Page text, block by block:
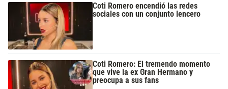
Coti Romero encendió las redes
sociales con un conjunto lencero
Coti Romero: El tremendo momento
que vive la ex Gran Hermano y
preocupa a sus fans